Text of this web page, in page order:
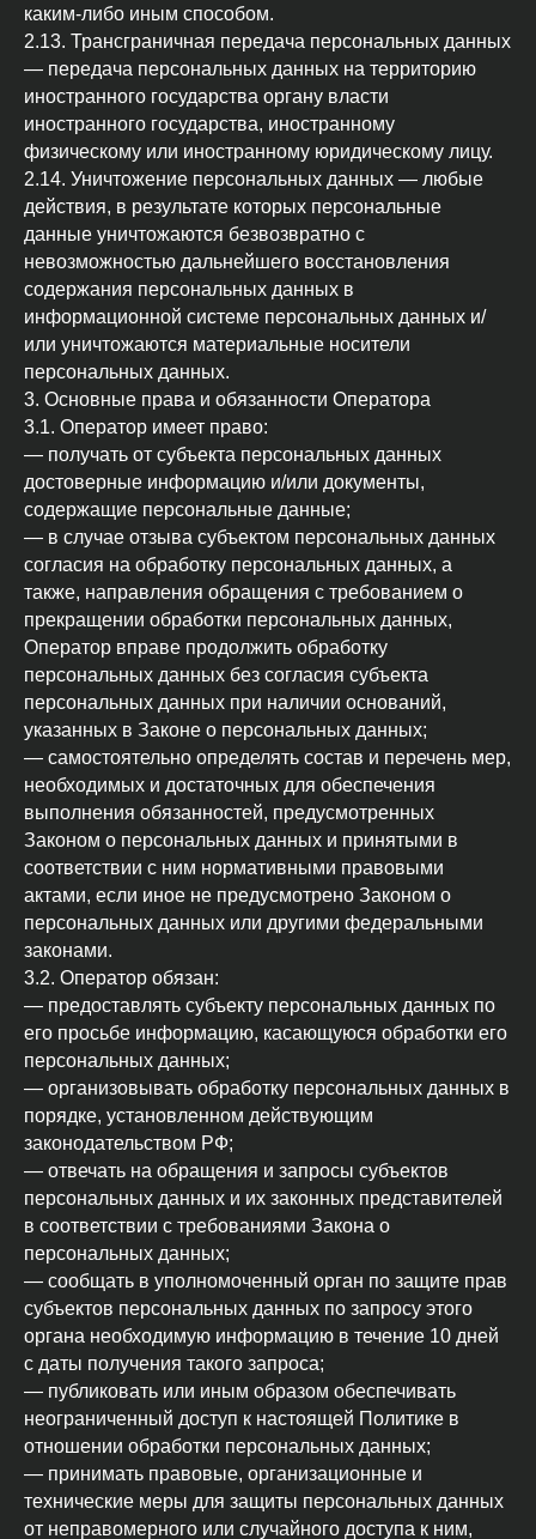
каким-либо иным способом.
2.13. Трансграничная передача персональных данных
— передача персональных данных на территорию
иностранного государства органу власти
иностранного государства, иностранному
физическому или иностранному юридическому лицу.
2.14. Уничтожение персональных данных — любые
действия, в результате которых персональные
данные уничтожаются безвозвратно с
невозможностью дальнейшего восстановления
содержания персональных данных в
информационной системе персональных данных и/
или уничтожаются материальные носители
персональных данных.
3. Основные права и обязанности Оператора
3.1. Оператор имеет право:
— получать от субъекта персональных данных
достоверные информацию и/или документы,
содержащие персональные данные;
— в случае отзыва субъектом персональных данных
согласия на обработку персональных данных, а
также, направления обращения с требованием о
прекращении обработки персональных данных,
Оператор вправе продолжить обработку
персональных данных без согласия субъекта
персональных данных при наличии оснований,
указанных в Законе о персональных данных;
— самостоятельно определять состав и перечень мер,
необходимых и достаточных для обеспечения
выполнения обязанностей, предусмотренных
Законом о персональных данных и принятыми в
соответствии с ним нормативными правовыми
актами, если иное не предусмотрено Законом о
персональных данных или другими федеральными
законами.
3.2. Оператор обязан:
— предоставлять субъекту персональных данных по
его просьбе информацию, касающуюся обработки его
персональных данных;
— организовывать обработку персональных данных в
порядке, установленном действующим
законодательством РФ;
— отвечать на обращения и запросы субъектов
персональных данных и их законных представителей
в соответствии с требованиями Закона о
персональных данных;
— сообщать в уполномоченный орган по защите прав
субъектов персональных данных по запросу этого
органа необходимую информацию в течение 10 дней
с даты получения такого запроса;
— публиковать или иным образом обеспечивать
неограниченный доступ к настоящей Политике в
отношении обработки персональных данных;
— принимать правовые, организационные и
технические меры для защиты персональных данных
от неправомерного или случайного доступа к ним,